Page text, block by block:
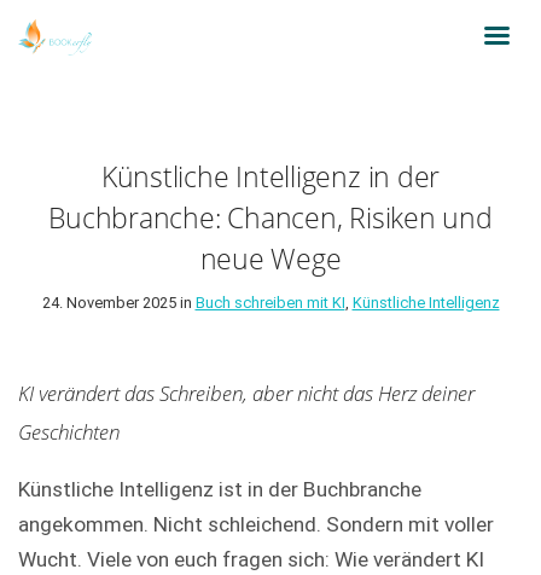
Künstliche Intelligenz in der
Buchbranche: Chancen, Risiken und
neue Wege
24. November 2025 in Buch schreiben mit KI Künstliche Intelligenz
KI verändert das Schreiben, aber nicht das Herz deiner
Geschichten
Künstliche Intelligenz ist in der Buchbranche
angekommen. Nicht schleichend. Sondern mit voller
Wucht. Viele von euch fragen sich: Wie verändert KI